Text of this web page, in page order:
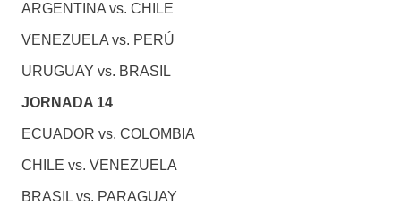
ARGENTINA vs. CHILE
VENEZUELA vs. PERÚ
URUGUAY vs. BRASIL
JORNADA 14
ECUADOR vs. COLOMBIA
CHILE vs. VENEZUELA
BRASIL vs. PARAGUAY